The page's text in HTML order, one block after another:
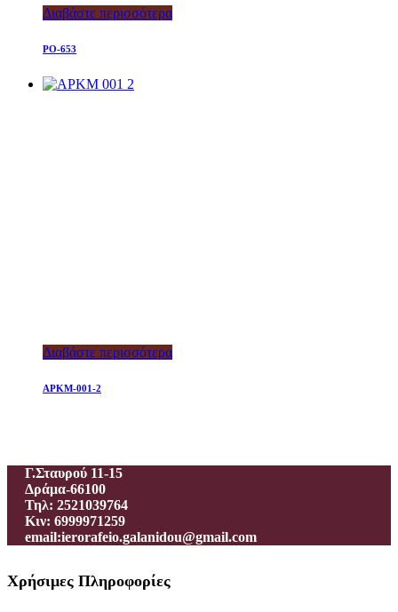
Διαβάστε περισσότερα
PO-653
Διαβάστε περισσότερα
APKM-001-2
Γ.Σταυρού 11-15
Δράμα-66100
Τηλ: 2521039764
Κιν: 6999971259
email:ierorafeio.galanidou@gmail.com
Χρήσιμες Πληροφορίες